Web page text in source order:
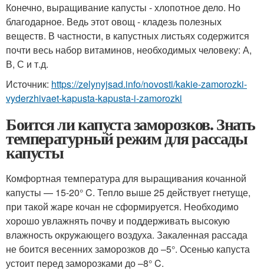
Конечно, выращивание капусты - хлопотное дело. Но
благодарное. Ведь этот овощ - кладезь полезных
веществ. В частности, в капустных листьях содержится
почти весь набор витаминов, необходимых человеку: А,
В, С и т.д.
Источник: https://zelynyjsad.info/novosti/kakie-zamorozki-
vyderzhivaet-kapusta-kapusta-i-zamorozki
Боится ли капуста заморозков. Знать
температурный режим для рассады
капусты
Комфортная температура для выращивания кочанной
капусты — 15-20° C. Тепло выше 25 действует гнетуще,
при такой жаре кочан не сформируется. Необходимо
хорошо увлажнять почву и поддерживать высокую
влажность окружающего воздуха. Закаленная рассада
не боится весенних заморозков до –5°. Осенью капуста
устоит перед заморозками до –8° C.